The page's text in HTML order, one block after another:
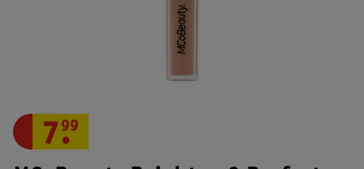
7.
99